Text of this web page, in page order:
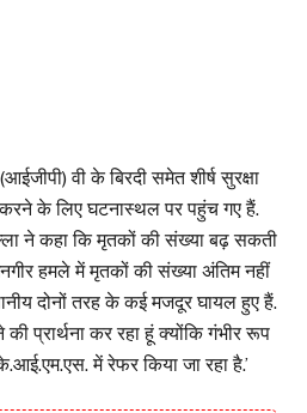
वी के बिरदी समेत शीर्ष सुरक्षा
के लिए घटनास्थल पर पहुंच गए हैं.
ने कहा कि मृतकों की संख्या बढ़ सकती
हमले में मृतकों की संख्या अंतिम नहीं
दोनों तरह के कई मजदूर घायल हुए हैं.
प्रार्थना कर रहा हूं क्योंकि गंभीर रूप
में रेफर किया जा रहा है.’